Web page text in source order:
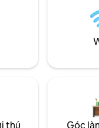
thú Góc